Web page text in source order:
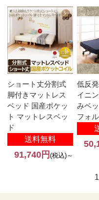
ショート丈分割式
脚付きマットレス
ベッド 国産ポケッ
ト マットレスベッ
送料無料
91,740円 (税込)～
低反
イニ
みベッ